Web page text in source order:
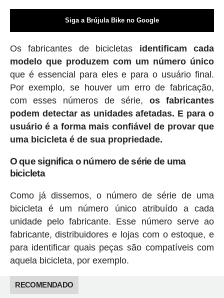
Siga a Brújula Bike no Google
Os fabricantes de bicicletas identificam cada
modelo que produzem com um número único
que é essencial para eles e para o usuário final.
Por exemplo, se houver um erro de fabricação,
com esses números de série, os fabricantes
podem detectar as unidades afetadas. E para o
usuário é a forma mais confiável de provar que
uma bicicleta é de sua propriedade.
O que significa o número de série de uma
bicicleta
Como já dissemos, o número de série de uma
bicicleta é um número único atribuído a cada
unidade pelo fabricante. Esse número serve ao
fabricante, distribuidores e lojas com o estoque, e
para identificar quais peças são compatíveis com
aquela bicicleta, por exemplo.
RECOMENDADO